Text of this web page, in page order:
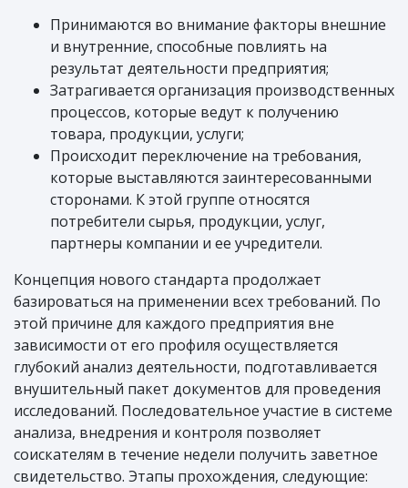
Принимаются во внимание факторы внешние
и внутренние, способные повлиять на
результат деятельности предприятия;
Затрагивается организация производственных
процессов, которые ведут к получению
товара, продукции, услуги;
Происходит переключение на требования,
которые выставляются заинтересованными
сторонами. К этой группе относятся
потребители сырья, продукции, услуг,
партнеры компании и ее учредители.
Концепция нового стандарта продолжает
базироваться на применении всех требований. По
этой причине для каждого предприятия вне
зависимости от его профиля осуществляется
глубокий анализ деятельности, подготавливается
внушительный пакет документов для проведения
исследований. Последовательное участие в системе
анализа, внедрения и контроля позволяет
соискателям в течение недели получить заветное
свидетельство. Этапы прохождения, следующие: